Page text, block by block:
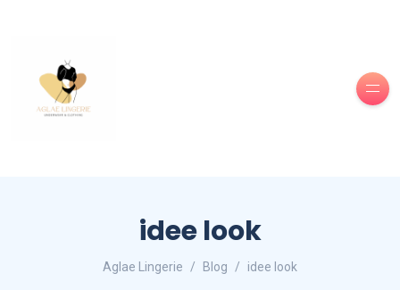
idee look
Aglae Lingerie Blog idee look